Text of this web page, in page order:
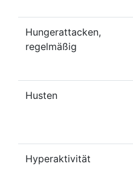
Hungerattacken,
regelmäßig
Husten
Hyperaktivität